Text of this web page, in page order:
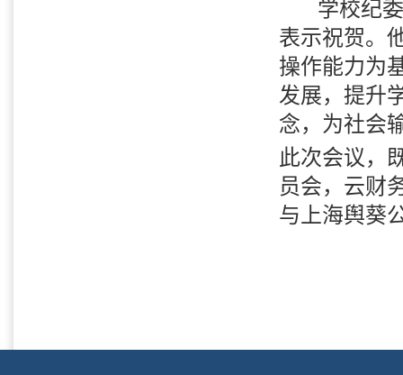
学校纪
表示祝贺。
操作能力为
发展，提升
念，为社会
此次会议，
员会，云财
与 上海舆葵